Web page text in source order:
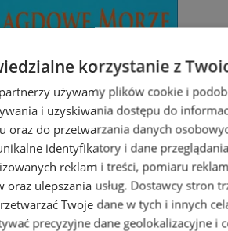
korzystanie z
używamy plików cookie i
i uzyskiwania dostępu do
oraz do przetwarzania danych
identyfikatory i dane
reklam i treści, pomiaru
oraz ulepszania usług. Dostawcy stron
Twoje dane w tych i innych
precyzyjne dane geolokalizacyjne i